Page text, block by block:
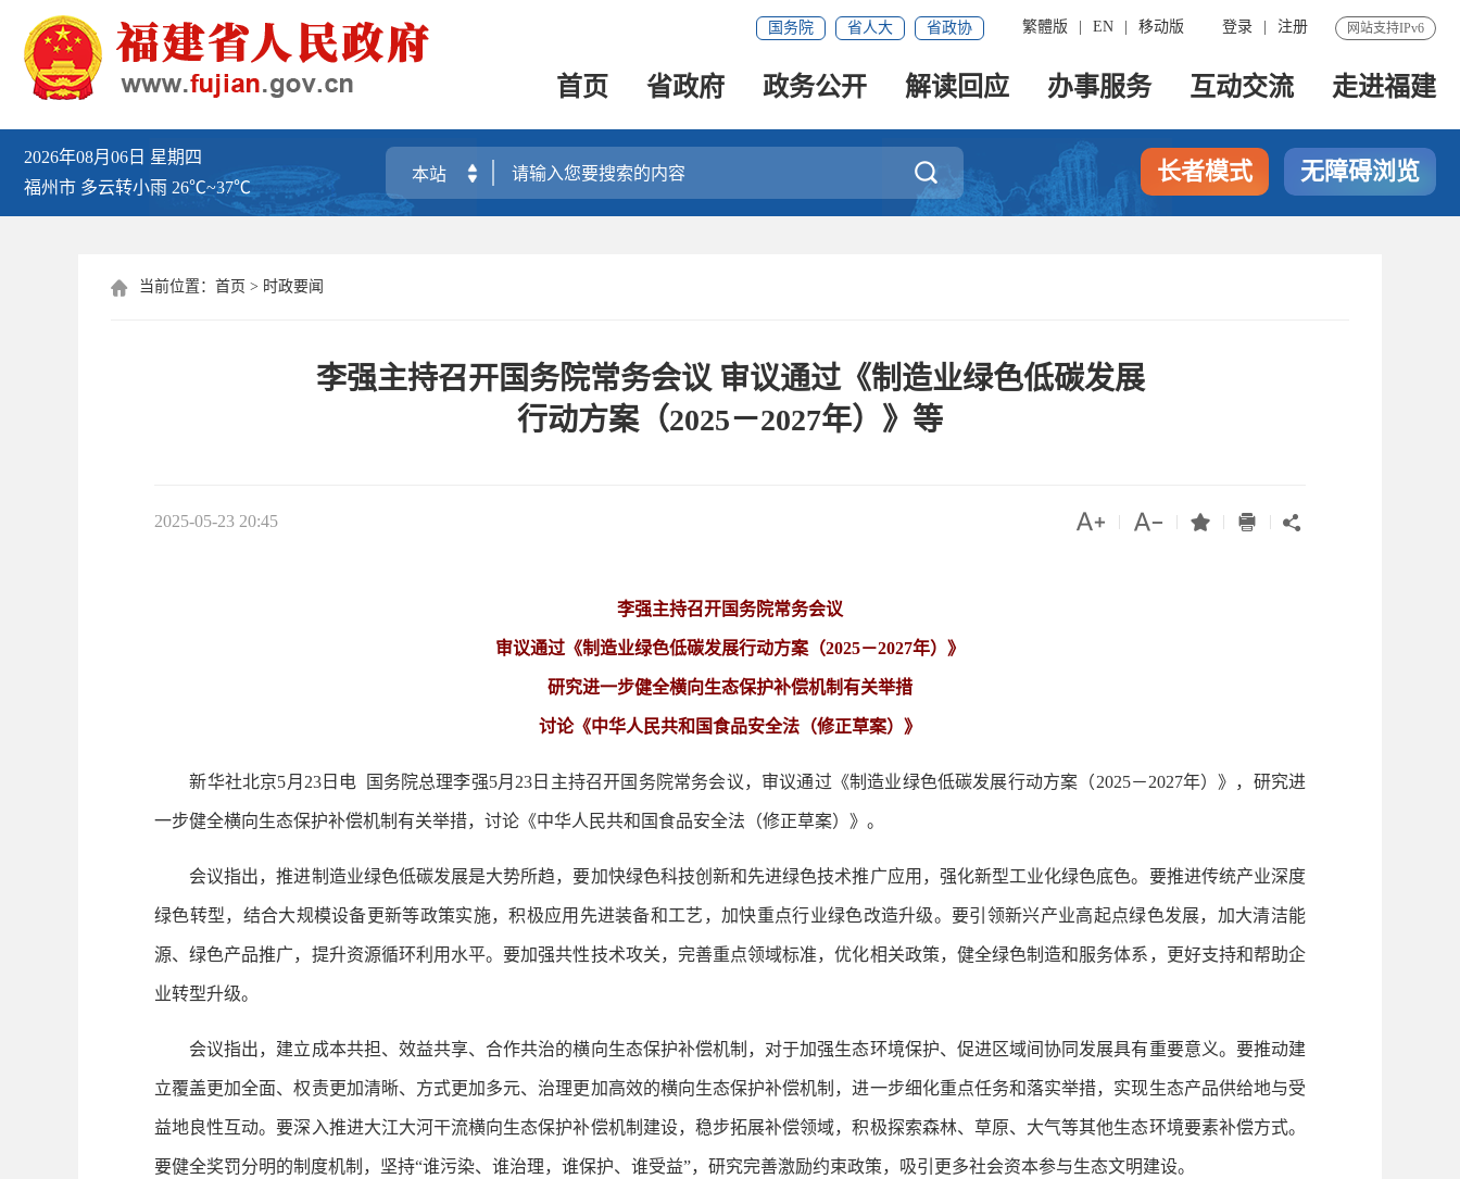
网站支持IPv6
登录 注册
繁體版 EN 移动版
国务院 省人大 省政协
首页 省政府 政务公开 解读回应 办事服务 互动交流 走进福建
2026年08月06日 星期四
福州市 多云转小雨 26℃~37℃
 长者模式 无障碍浏览
 当前位置： 首页 > 时政要闻
李强主持召开国务院常务会议 审议通过《制造业绿色低碳发展
行动方案（2025－2027年）》等
2025-05-23 20:45     
李强主持召开国务院常务会议
审议通过《制造业绿色低碳发展行动方案（2025－2027年）》
研究进一步健全横向生态保护补偿机制有关举措
讨论《中华人民共和国食品安全法（修正草案）》
新华社北京5月23日电 国务院总理李强5月23日主持召开国务院常务会议，审议通过《制造业绿色低碳发展行动方案（2025－2027年）》，研究进
一步健全横向生态保护补偿机制有关举措，讨论《中华人民共和国食品安全法（修正草案）》。
会议指出，推进制造业绿色低碳发展是大势所趋，要加快绿色科技创新和先进绿色技术推广应用，强化新型工业化绿色底色。要推进传统产业深度
绿色转型，结合大规模设备更新等政策实施，积极应用先进装备和工艺，加快重点行业绿色改造升级。要引领新兴产业高起点绿色发展，加大清洁能
源、绿色产品推广，提升资源循环利用水平。要加强共性技术攻关，完善重点领域标准，优化相关政策，健全绿色制造和服务体系，更好支持和帮助企
业转型升级。
会议指出，建立成本共担、效益共享、合作共治的横向生态保护补偿机制，对于加强生态环境保护、促进区域间协同发展具有重要意义。要推动建
立覆盖更加全面、权责更加清晰、方式更加多元、治理更加高效的横向生态保护补偿机制，进一步细化重点任务和落实举措，实现生态产品供给地与受
益地良性互动。要深入推进大江大河干流横向生态保护补偿机制建设，稳步拓展补偿领域，积极探索森林、草原、大气等其他生态环境要素补偿方式。
要健全奖罚分明的制度机制，坚持“谁污染、谁治理，谁保护、谁受益”，研究完善激励约束政策，吸引更多社会资本参与生态文明建设。